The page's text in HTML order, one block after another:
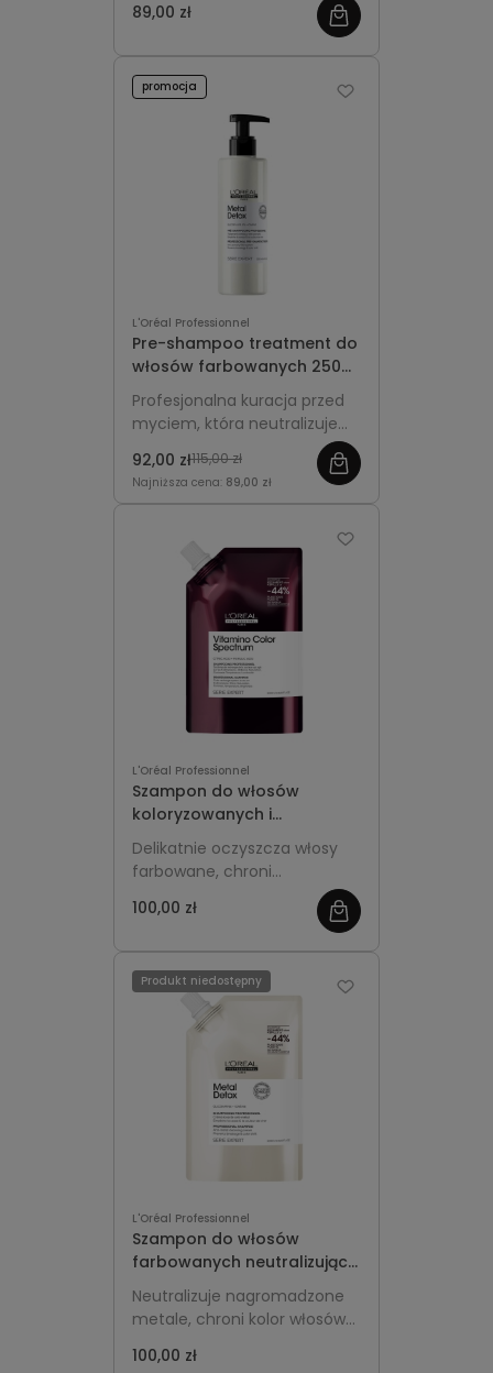
farbowanych oraz
utrzymuje intensywność
odcienia, jednocześnie
dbając o regenerację i
miękkość włosów.
89,00 zł
L'Oréal Professionnel
Pre-shampoo treatment do
włosów farbowanych 250ml
- L'Oréal Professionnel
Metal Detox
Profesjonalna kuracja przed
myciem, która neutralizuje
farbowane przed
uszkodzeniami oraz utratą
92,00 zł115,00 zł
Najniższa cena: 89,00 zł
promocja
L'Oréal Professionnel
Szampon do włosów
koloryzowanych i
rozjaśnianych Refill 1000ml -
L'Oréal Professionnel
Vitamino Color Spectrum
Delikatnie oczyszcza włosy
farbowane, chroni
pozostawia je miękkie oraz
100,00 zł
L'Oréal Professionnel
Szampon do włosów
farbowanych neutralizujący
metale Refill 1000ml -
L'Oréal Professionnel Metal
Detox
Neutralizuje nagromadzone
metale, chroni kolor włosów
gładkie i miękkie.
100,00 zł
Produkt niedostępny